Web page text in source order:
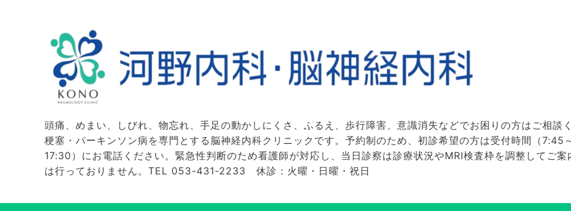
頭痛、めまい、しびれ、物忘れ、手足の動かしにくさ、ふるえ、歩行障害、意識消失などでお困りの方はご相談
梗塞・パーキンソン病を専門とする脳神経内科クリニックです。予約制のため、初診希望の方は受付時間（7:45
17:30）にお電話ください。緊急性判断のため看護師が対応し、当日診察は診療状況やMRI検査枠を調整してご案
は行っておりません。TEL 053-431-2233 休診：火曜・日曜・祝日